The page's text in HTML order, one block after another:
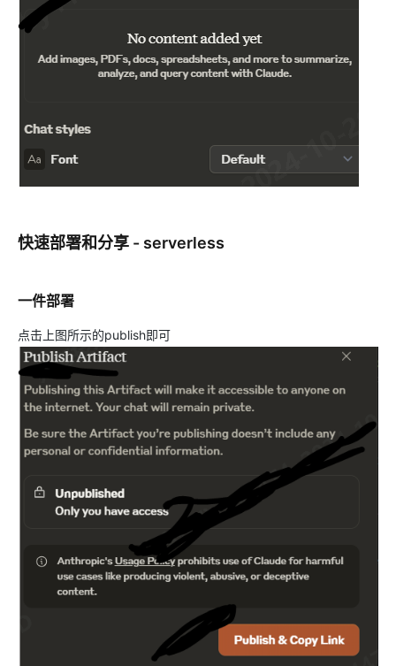
快速部署和分享 - serverless
一件部署
点击上图所示的publish即可